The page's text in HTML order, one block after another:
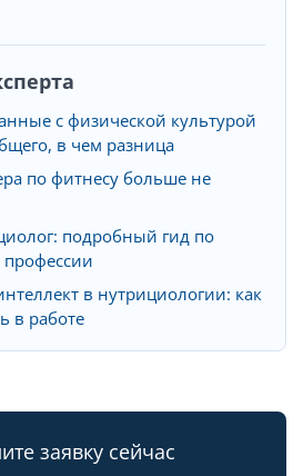
с физической культурой
в чем разница
по фитнесу больше не
подробный гид по
в нутрициологии: как
в работе
заявку сейчас